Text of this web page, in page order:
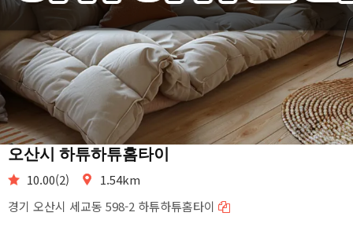
오산시 하튜하튜홈타이
10.00(2)
1.54km
경기 오산시 세교동 598-2 하튜하튜홈타이